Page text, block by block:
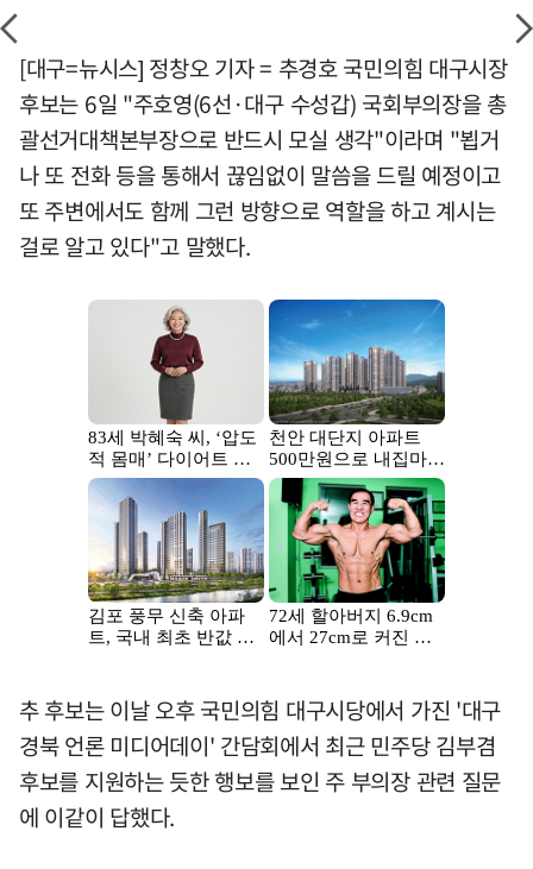
[대구=뉴시스] 정창오 기자 = 추경호 국민의힘 대구시장
후보는 6일 "주호영(6선·대구 수성갑) 국회부의장을 총
괄선거대책본부장으로 반드시 모실 생각"이라며 "뵙거
나 또 전화 등을 통해서 끊임없이 말씀을 드릴 예정이고
또 주변에서도 함께 그런 방향으로 역할을 하고 계시는
걸로 알고 있다"고 말했다.
추 후보는 이날 오후 국민의힘 대구시당에서 가진 '대구
경북 언론 미디어데이' 간담회에서 최근 민주당 김부겸
후보를 지원하는 듯한 행보를 보인 주 부의장 관련 질문
에 이같이 답했다.